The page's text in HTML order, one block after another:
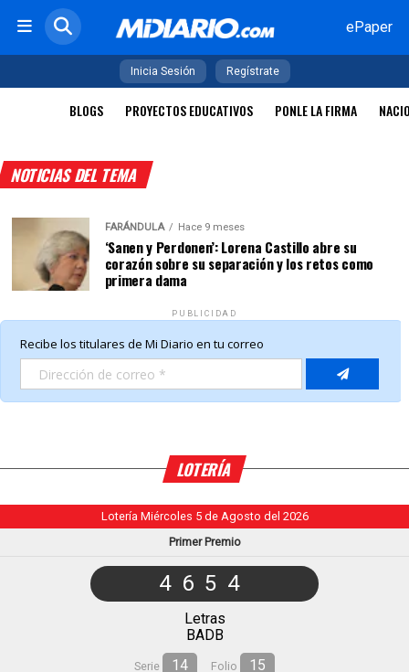
ePaper
Inicia Sesión Regístrate
BLOGS PROYECTOS EDUCATIVOS PONLE LA FIRMA
NOTICIAS DEL TEMA
FARÁNDULA Hace 9 meses
‘Sanen y Perdonen’: Lorena Castillo abre su
corazón sobre su separación y los retos como
primera dama
PUBLICIDAD
LOTERÍA
Lotería Miércoles 5 de Agosto del 2026
Primer Premio
4654
Letras
BADB
Serie 14 Folio 15